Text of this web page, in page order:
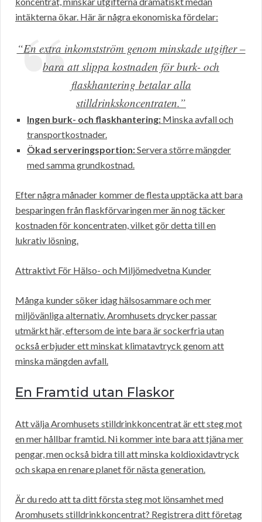
intäkterna ökar. Här är några ekonomiska fördelar:
“En extra inkomstström genom minskade utgifter –
bara att slippa kostnaden för burk- och
flaskhantering betalar alla
stilldrinkskoncentraten.”
Ingen burk- och flaskhantering: Minska avfall och
transportkostnader.
Ökad serveringsportion:Servera större mängder
med samma grundkostnad.
Efter några månader kommer de flesta upptäcka att bara
besparingen från flaskförvaringen mer än nog täcker
kostnaden för koncentraten, vilket gör detta till en
lukrativ lösning.
Attraktivt För Hälso- och Miljömedvetna Kunder
Många kunder söker idag hälsosammare och mer
miljövänliga alternativ. Aromhusets drycker passar
utmärkt här, eftersom de inte bara är sockerfria utan
också erbjuder ett minskat klimatavtryck genom att
minska mängden avfall.
En Framtid utan Flaskor
Att välja Aromhusets stilldrinkkoncentrat är ett steg mot
en mer hållbar framtid. Ni kommer inte bara att tjäna mer
pengar, men också bidra till att minska koldioxidavtryck
och skapa en renare planet för nästa generation.
Är du redo att ta ditt första steg mot lönsamhet med
Aromhusets stilldrinkkoncentrat? Registrera ditt företag